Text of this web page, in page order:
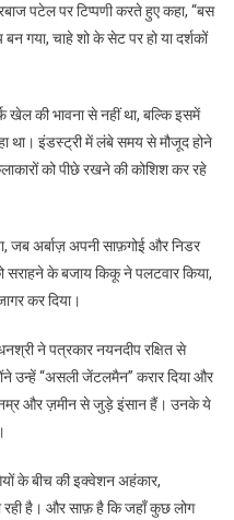
अर्बाज़
का
पटेल पर टिप्पणी करते हुए कहा, “बस
गया, चाहे शो के सेट पर हो या दर्शकों
खेल की भावना से नहीं था, बल्कि इसमें
था। इंडस्ट्री में लंबे समय से मौजूद होने
को पीछे रखने की कोशिश कर रहे
जब अर्बाज़ अपनी साफ़गोई और निडर
सराहने के बजाय किकू ने पलटवार किया,
कर दिया।
ने पत्रकार नयनदीप रक्षित से
उन्हें “असली जेंटलमैन” करार दिया और
और ज़मीन से जुड़े इंसान हैं। उनके ये
के बीच की इक्वेशन अहंकार,
रही है। और साफ़ है कि जहाँ कुछ लोग